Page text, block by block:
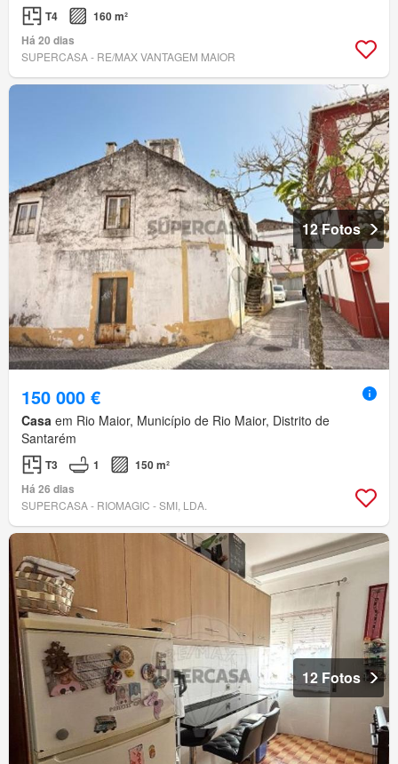
T4
160 m²
Há 20 dias
SUPERCASA - RE/MAX VANTAGEM MAIOR
12 Fotos
150 000 €
Casa em Rio Maior, Município de Rio Maior, Distrito de
Santarém
T3 1
150 m²
Há 26 dias
SUPERCASA - RIOMAGIC - SMI, LDA.
12 Fotos